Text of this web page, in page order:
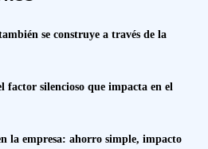
se construye a través de la
factor silencioso que impacta en el
la empresa: ahorro simple, impacto